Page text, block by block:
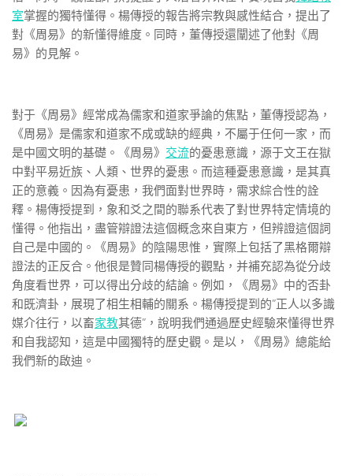
室掌握的獨特懂得。楊傳授的報告將宗教與感性結合，提出了
對《周易》的新懂得維度。同時，董傳授還闡述了他對《周
易》的見解。
對于《周易》經常成為儒家和道家爭論的焦點，董傳授認為，
《周易》是儒家和道家不成或缺的經典，不屬于任何一家，而
是中國文明的基礎。《周易》 交流的憂患意識，源于文王在獄
中對平易近族、人類、世界的憂患。而這種憂患意識，是其真
正的意義。因為有憂患，我們面對世界時，需求綜合性的詮
釋。楊傳授提到，象和爻之間的聯系代表了對世界特定情境的
懂得。他指出，盡管辯證法這個概念來自東方，但辨證這個詞
自己是中國的。《周易》的陰陽思惟，實際上包括了黑格爾辯
證法的正反合。他很是贊同楊傳授的觀點，并補充認為從分歧
角度看世界，可以得出分歧的結論。例如，《周易》中的否卦
和既濟卦，展現了相生相輔的關系。楊傳授提到的”正人以多識
媒介往行，以畜家教其德”，說明我們通過歷史經驗來懂得世界
和自我認知，這是中國獨特的歷史觀。是以，《周易》總能給
我們新的啟迪。